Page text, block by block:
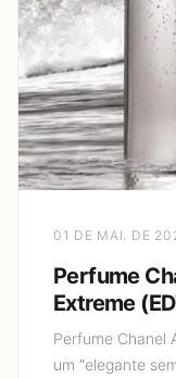
01 DE MAI. DE
Perfume
Extreme
sem
camisa
Perfume Chanel
um “elegante